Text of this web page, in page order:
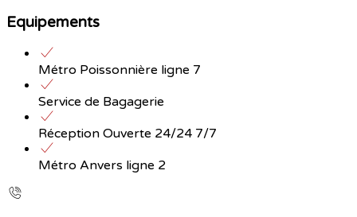
Equipements
Métro Poissonnière ligne 7
Service de Bagagerie
Réception Ouverte 24/24 7/7
Métro Anvers ligne 2